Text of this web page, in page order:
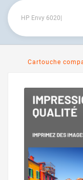
Cartouche